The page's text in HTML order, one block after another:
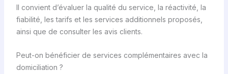
Il convient d’évaluer la qualité du service, la réactivité, la
fiabilité, les tarifs et les services additionnels proposés,
ainsi que de consulter les avis clients.
Peut-on bénéficier de services complémentaires avec la
domiciliation ?